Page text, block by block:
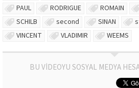
PAUL
RODRIGUE ROMAIN
SCHILB
second SINAN
VINCENT
VLADIMIR WEEMS
BU VİDEOYU SOSYAL MEDYA